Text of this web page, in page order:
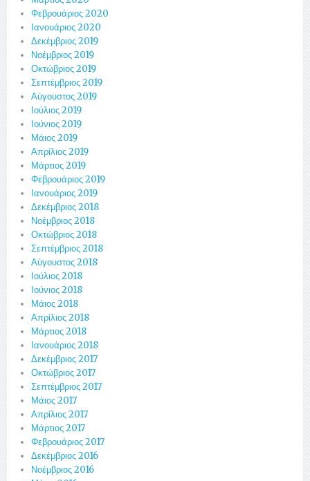
Φεβρουάριος 2020
Ιανουάριος 2020
Δεκέμβριος 2019
Νοέμβριος 2019
Οκτώβριος 2019
Σεπτέμβριος 2019
Αύγουστος 2019
Ιούλιος 2019
Ιούνιος 2019
Μάιος 2019
Απρίλιος 2019
Μάρτιος 2019
Φεβρουάριος 2019
Ιανουάριος 2019
Δεκέμβριος 2018
Νοέμβριος 2018
Οκτώβριος 2018
Σεπτέμβριος 2018
Αύγουστος 2018
Ιούλιος 2018
Ιούνιος 2018
Μάιος 2018
Απρίλιος 2018
Μάρτιος 2018
Ιανουάριος 2018
Δεκέμβριος 2017
Οκτώβριος 2017
Σεπτέμβριος 2017
Μάιος 2017
Απρίλιος 2017
Μάρτιος 2017
Φεβρουάριος 2017
Δεκέμβριος 2016
Νοέμβριος 2016